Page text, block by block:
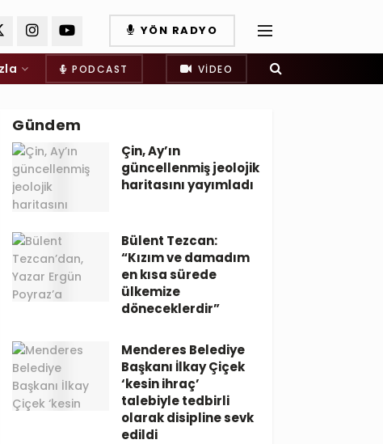
YÖN RADYO
PODCAST VIDEO
Gündem
Çin, Ay’ın
güncellenmiş jeolojik
haritasını yayımladı
Bülent Tezcan:
“Kızım ve damadım
en kısa sürede
ülkemize
döneceklerdir”
Menderes Belediye
Başkanı İlkay Çiçek
‘kesin ihraç’
talebiyle tedbirli
olarak disipline sevk
edildi